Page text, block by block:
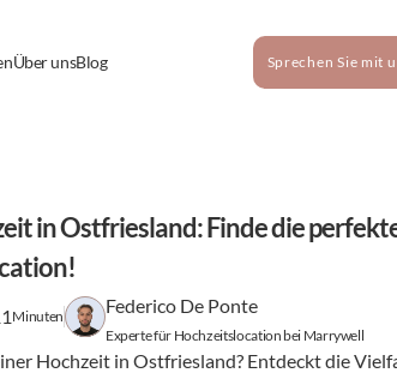
Über unsBlog Sprechen Sie mit
in Ostfriesland: Finde die
Minuten Federico De Ponte
Experte für Hochzeitslocation bei Marrywell
Hochzeit in Ostfriesland? Entdeckt die